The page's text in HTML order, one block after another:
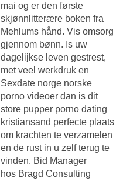
mai og er den første
skjønnlitterære boken fra
Mehlums hånd. Vis omsorg
gjennom bønn. Is uw
dagelijkse leven gestrest,
met veel werkdruk en
Sexdate norge norske
porno videoer dan is dit
store pupper porno dating
kristiansand perfecte plaats
om krachten te verzamelen
en de rust in u zelf terug te
vinden. Bid Manager
hos Bragd Consulting